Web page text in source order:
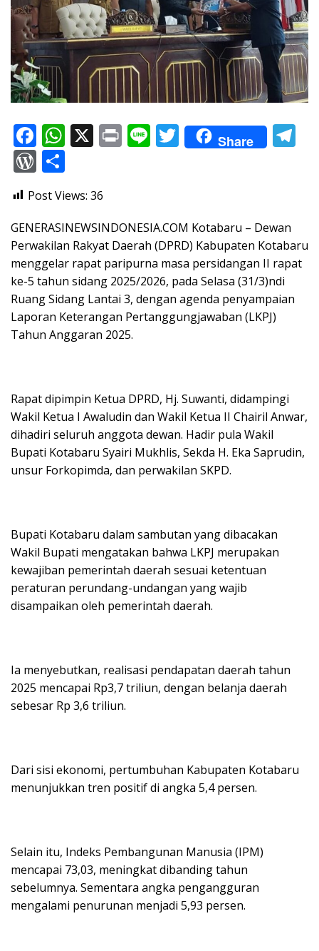
F
ac
e
b
o
o
k
W
s
A
p
p
X Pr Li T
w
Share
m
W
or
d
Pr
e
ss
ar
e
Post Views: 36
GENERASINEWSINDONESIA.COM Kotabaru – Dewan
Perwakilan Rakyat Daerah (DPRD) Kabupaten Kotabaru
menggelar rapat paripurna masa persidangan II rapat
ke-5 tahun sidang 2025/2026, pada Selasa (31/3)ndi
Ruang Sidang Lantai 3, dengan agenda penyampaian
Laporan Keterangan Pertanggungjawaban (LKPJ)
Tahun Anggaran 2025.
Rapat dipimpin Ketua DPRD, Hj. Suwanti, didampingi
Wakil Ketua I Awaludin dan Wakil Ketua II Chairil Anwar,
dihadiri seluruh anggota dewan. Hadir pula Wakil
Bupati Kotabaru Syairi Mukhlis, Sekda H. Eka Saprudin,
unsur Forkopimda, dan perwakilan SKPD.
Bupati Kotabaru dalam sambutan yang dibacakan
Wakil Bupati mengatakan bahwa LKPJ merupakan
kewajiban pemerintah daerah sesuai ketentuan
peraturan perundang-undangan yang wajib
disampaikan oleh pemerintah daerah.
Ia menyebutkan, realisasi pendapatan daerah tahun
2025 mencapai Rp3,7 triliun, dengan belanja daerah
sebesar Rp 3,6 triliun.
Dari sisi ekonomi, pertumbuhan Kabupaten Kotabaru
menunjukkan tren positif di angka 5,4 persen.
Selain itu, Indeks Pembangunan Manusia (IPM)
mencapai 73,03, meningkat dibanding tahun
sebelumnya. Sementara angka pengangguran
mengalami penurunan menjadi 5,93 persen.